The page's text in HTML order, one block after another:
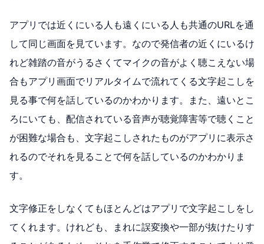
アプリでは近くにいる人も遠くにいる人も共通のURLを通
して同じ画面を見ています。なので発信者の近くにいるけ
れど雑踏の音がうるさくてマイクの音がよく聴こえない場
合もアプリ画面でリアルタイムで流れてくる文字起こしを
見る事で何を話しているのかわかります。また、遠いとこ
ろにいても、配信されている音声が聴覚障害等で聴くこと
が困難な場合も、文字起こしされたものがアプリに表示さ
れるのでそれを見ることで何を話しているのかわかりま
す。
文字修正をしなくてもほとんどはアプリで文字起こしをし
てくれます。けれども、まれに誤変換や一部が抜けたりす